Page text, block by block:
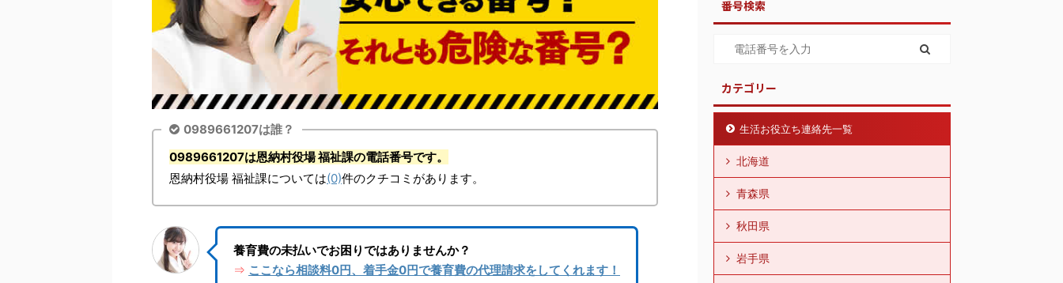
0989661207は誰？
0989661207は恩納村役場 福祉課の電話番号です。
恩納村役場 福祉課については(0)件のクチコミがあります。
養育費の未払いでお困りではありませんか？
⇒ ここなら相談料0円、着手金0円で養育費の代理請求をしてくれます！
番号検索
カテゴリー
生活お役立ち連絡先一覧
北海道
青森県
秋田県
岩手県